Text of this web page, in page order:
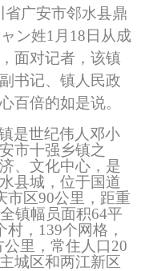
省广安市邻水县鼎
ン姓1 月 18 日从成
面对记者，该镇
书记、镇人民政
百倍的如是说。
是世纪伟人邓小
市十强乡镇之
、文化中心，是
县城，位于国道
市区90公里，距重
镇幅员面积64平
村， 139个网格，
公里，常住人口20
城区和两江新区